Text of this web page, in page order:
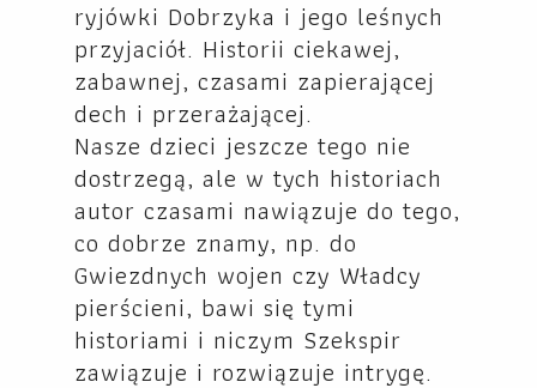
ryjówki Dobrzyka i jego leśnych
przyjaciół. Historii ciekawej,
zabawnej, czasami zapierającej
dech i przerażającej.
Nasze dzieci jeszcze tego nie
dostrzegą, ale w tych historiach
autor czasami nawiązuje do tego,
co dobrze znamy, np. do
Gwiezdnych wojen czy Władcy
pierścieni, bawi się tymi
historiami i niczym Szekspir
zawiązuje i rozwiązuje intrygę.